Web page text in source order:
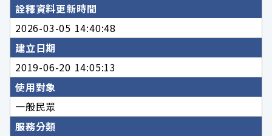
詮釋資料更新時間
2026-03-05 14:40:48
建立日期
2019-06-20 14:05:13
使用對象
一般民眾
服務分類